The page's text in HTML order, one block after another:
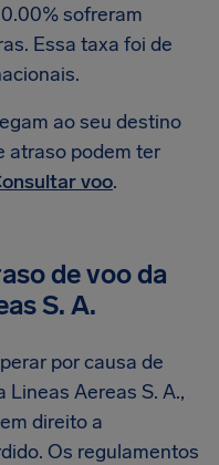
sofreram
Essa taxa foi de
ao seu destino
atraso podem ter
voo.
de voo da
S. A.
por causa de
Lineas Aereas S. A.,
direito a
Os regulamentos